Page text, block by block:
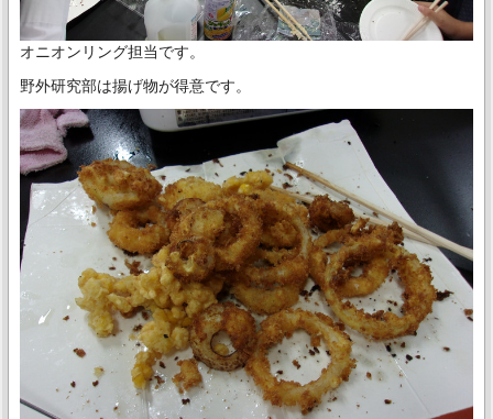
オニオンリング担当です。
野外研究部は揚げ物が得意です。